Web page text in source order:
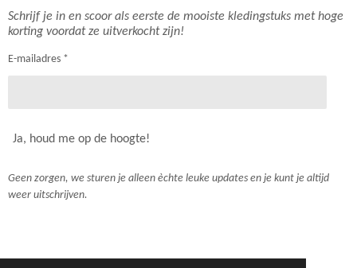
Schrijf je in en scoor als eerste de mooiste kledingstuks met hoge
korting voordat ze uitverkocht zijn!
E-mailadres *
Ja, houd me op de hoogte!
Geen zorgen, we sturen je alleen èchte leuke updates en je kunt je altijd
weer uitschrijven.